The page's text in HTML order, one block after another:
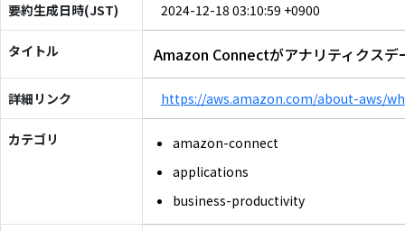
要約生成日時(JST) 2024-12-18 03:10:59 +0900
タイトル Amazon Connectがアナリティクス
詳細リンク https://aws.amazon.com/about-aws/
カテゴリ
amazon-connect
applications
business-productivity